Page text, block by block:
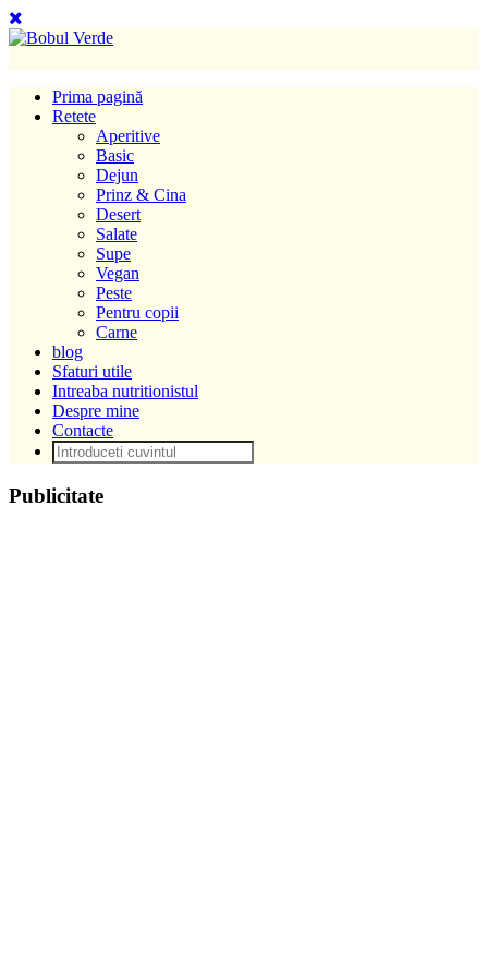
Prima pagină
Retete
Aperitive
Basic
Dejun
Prinz & Cina
Desert
Salate
Supe
Vegan
Peste
Pentru copii
Carne
blog
Sfaturi utile
Intreaba nutritionistul
Despre mine
Contacte
Publicitate